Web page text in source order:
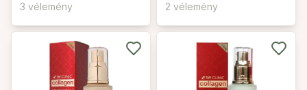
3 vélemény 2 vélemény